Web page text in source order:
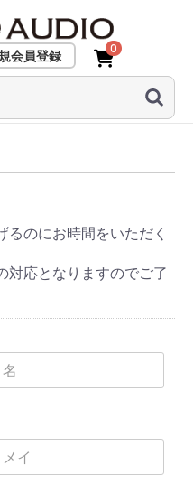
会員登録
0
のにお時間をいただく
対応となりますのでご了